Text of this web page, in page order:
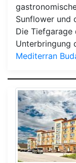
Sunflower und
Die
Unterbringung
Mediterran